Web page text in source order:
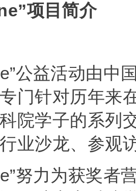
项目简介
公益活动由中
门针对历年来
院学子的系列
业沙龙、参观
努力为获奖者